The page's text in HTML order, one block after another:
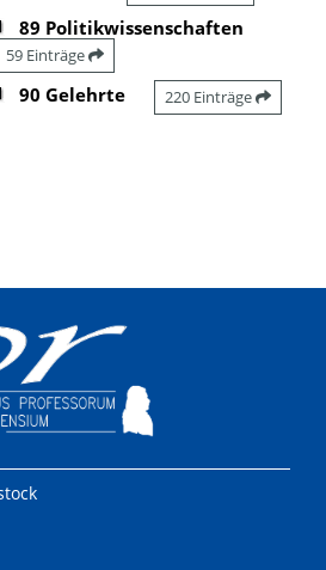
89 Politikwissenschaften
59 Einträge
90 Gelehrte 220 Einträge